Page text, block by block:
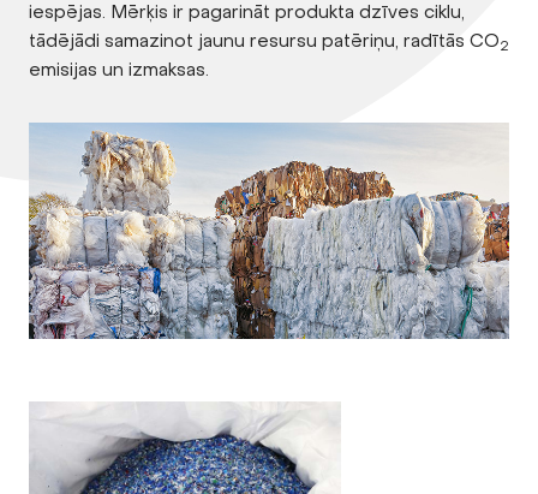
iespējas. Mērķis ir pagarināt produkta dzīves ciklu,
tādējādi samazinot jaunu resursu patēriņu, radītās CO2
emisijas un izmaksas.